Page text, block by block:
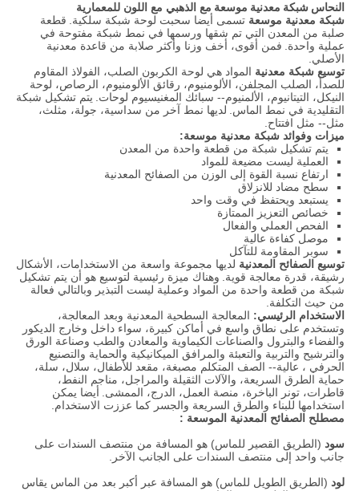
النحاس شبكة معدنية موسعة مع الذهبي مع اللون للمعمارية
شبكة معدنية موسعة تسمى أيضا سحبت لوحة شبكة سلكية. قطعة
صلبة من المعدن التي تم شقها ورسمها في نمط شبكة مفتوحة في
عملية واحدة. فمن أقوى، أخف وزنا وأكثر صلابة من قاعدة معدنية
الأصلي.
توسيع شبكة معدنية المواد هي لوحة الكربون الصلب، الفولاذ المقاوم
للصدأ، الصلب المجلفن، الألومنيوم، رقائق الألومنيوم، الرصاص، لوحة
النيكل، التيتانيوم، الألمنيوم-- سبائك المغنيسيوم لوحات. يتم تشكيل شبكة
التقليدية في نمط الماس. لديها نمط آخر من سداسية، جولة، مثلث،
مثل-- مثل افتتاح.
ميزات وفوائد شبكة معدنية موسعة:
يتم تشكيل شبكة من قطعة واحدة من المعدن
العملية ليست مضيعة للمواد
ارتفاع نسبة القوة إلى الوزن من الصفائح المعدنية
سطح مضاد للانزلاق
يستبعد ويحتفظ في وقت واحد
خصائص التعزيز الممتازة
الفحص العملي والفعال
موصل كفاءة عالية
سوبر المقاومة للتآكل
توسيع الصفائح المعدنية لديها مجموعة واسعة من الاستخدامات، الأشكال
رشيقة، قدرة معالجة قوية. وهناك ميزة رئيسية لتوسيع هو أن يتم تشكيل
شبكة من قطعة واحدة من المواد وعملية ليست التبذير وبالتالي فعالة
من حيث التكلفة.
الاستخدام الرئيسي: المعالجة السطحية المعدنية وبعد المعالجة،
وتستخدم على نطاق واسع في أماكن كبيرة، سواء داخل وخارج الديكور
والفضاء والبترول والصناعات الكيماوية والمعادن والطب وصناعة الورق
والترشيح والتربية والتعبئة والمرافق الميكانيكية والحماية والتصنيع
الحرفي ، عالية-- الصف المتكلم مصبغة، مقعد للأطفال، سلال، سلة،
حماية الطرق السريعة، والآلات الثقيلة والمراجل، مناجم النفط،
قاطرات، تونر الباخرة، منصة العمل، الدرج، الممشى. أيضا يمكن
استخدامها للبناء والطرق السريعة والجسر كما عززت الاستخدام.
مصطلح الصفائح المعدنية الموسعة :
سود (الطريق القصير للماس) هو المسافة من منتصف السندات على
جانب واحد إلى منتصف السندات على الجانب الآخر.
لود (الطريق الطويل للماس) هو المسافة عبر أكبر بعد من الماس يقاس